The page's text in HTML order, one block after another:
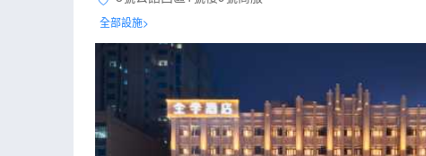
全部設施>